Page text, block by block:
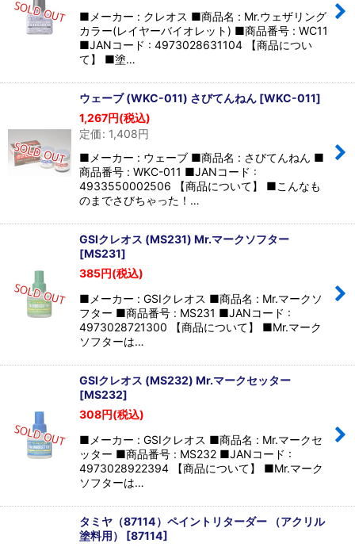
■メーカー : クレオス ■商品名 : Mr.ウェザリング
カラー(レイヤーバイオレット) ■商品番号 : WC11
■JANコード : 4973028631104 【商品につい
て】 ■塗…
ウェーブ (WKC-011) さびてんねん [WKC-011]
1,267円(税込)
定価: 1,408円
■メーカー : ウェーブ ■商品名 : さびてんねん ■
商品番号 : WKC-011 ■JANコード :
4933550002506 【商品について】 ■こんなも
のまでさびちゃった！…
GSIクレオス (MS231) Mr.マークソフター
[MS231]
385円(税込)
■メーカー : GSIクレオス ■商品名 : Mr.マークソ
フター ■商品番号 : MS231 ■JANコード :
4973028721300 【商品について】 ■Mr.マーク
ソフターは…
GSIクレオス (MS232) Mr.マークセッター
[MS232]
308円(税込)
■メーカー : GSIクレオス ■商品名 : Mr.マークセ
ッター ■商品番号 : MS232 ■JANコード :
4973028922394 【商品について】 ■Mr.マーク
ソフターは…
タミヤ（87114）ペイントリターダー （アクリル
塗料用） [87114]